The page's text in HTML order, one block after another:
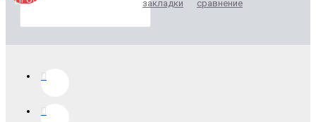
закладки
сравнение